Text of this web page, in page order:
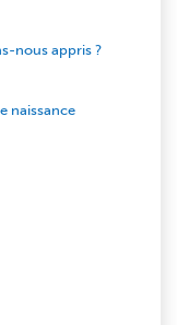
nous appris ?
naissance